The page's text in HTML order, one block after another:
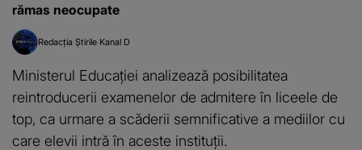
rămas neocupate
Redacția Știrile Kanal D
Ministerul Educației analizează posibilitatea
reintroducerii examenelor de admitere în liceele de
top, ca urmare a scăderii semnificative a mediilor cu
care elevii intră în aceste instituții.